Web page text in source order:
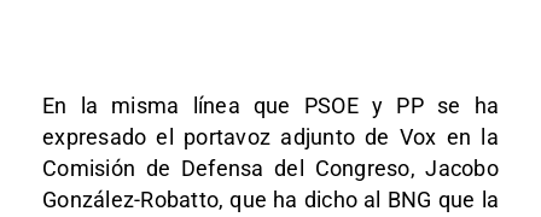
En la misma línea que PSOE y PP se ha
expresado el portavoz adjunto de Vox en la
Comisión de Defensa del Congreso, Jacobo
González-Robatto, que ha dicho al BNG que la